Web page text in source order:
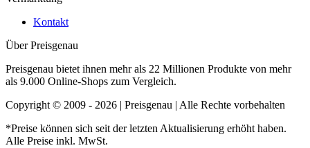
Kontakt
Über Preisgenau
Preisgenau bietet ihnen mehr als 22 Millionen Produkte von mehr
als 9.000 Online-Shops zum Vergleich.
Copyright © 2009 - 2026 | Preisgenau | Alle Rechte vorbehalten
*Preise können sich seit der letzten Aktualisierung erhöht haben.
Alle Preise inkl. MwSt.